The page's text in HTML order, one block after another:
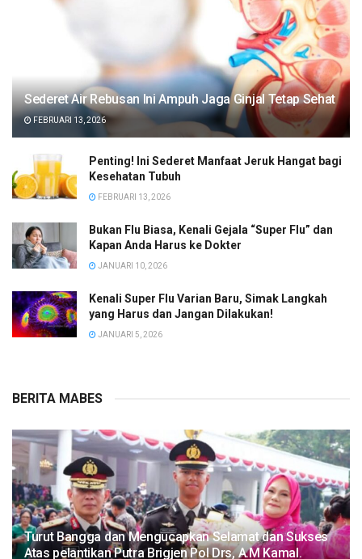
Sederet Air Rebusan Ini Ampuh Jaga Ginjal Tetap Sehat
FEBRUARI 13, 2026
Penting! Ini Sederet Manfaat Jeruk Hangat bagi
Kesehatan Tubuh
FEBRUARI 13, 2026
Bukan Flu Biasa, Kenali Gejala “Super Flu” dan
Kapan Anda Harus ke Dokter
JANUARI 10, 2026
Kenali Super Flu Varian Baru, Simak Langkah
yang Harus dan Jangan Dilakukan!
JANUARI 5, 2026
BERITA MABES
Turut Bangga dan Mengucapkan Selamat dan Sukses
Atas pelantikan Putra Brigjen Pol Drs, A.M Kamal.